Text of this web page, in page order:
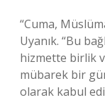
“Cuma,
Uyanık. “Bu
hizmette birlik
mübarek bir
olarak kabul